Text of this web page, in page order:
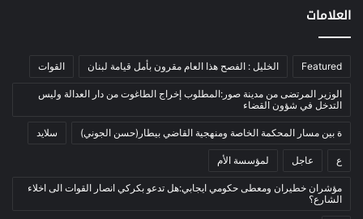
الرئيسية
العالم العربي
المحكمة الخاصة
بيئة
أدب وشعر
إعلام
بروفايل
العلامات
Featured الخليل : الفصح هذا العام مقرون بأمل قيامة لبنان القوات
الوزير المرتضى من مدينة صور:المطلوب إخراج الطاغوت من دار العدالة وليس
التدخل في شؤون القضاء
ة بين مسار المحكمة الخاصة ومنهجية القاضي بيطار(حسن الجوني) سلايد
ع عاجل لمؤسسة الأم
مؤشران خطيران ومعطى حكومي ايجابي:هل تدعو بكركي انصار القوات الى اخلاء
الشارع؟